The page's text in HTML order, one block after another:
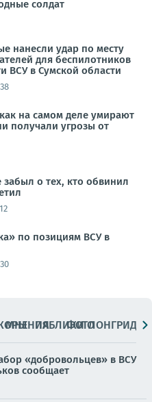
солдат
нанесли удар по месту
для беспилотников
ВСУ в Сумской области
на самом деле умирают
получали угрозы от
о тех, кто обвинил
по позициям ВСУ в
МНЕНИЯПАБЛИКИ
ФОТОЛОНГРИДЫ
«добровольцев» в ВСУ
сообщает